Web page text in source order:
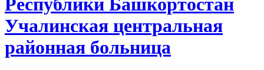
Республики Башкортостан
Учалинская центральная
районная больница